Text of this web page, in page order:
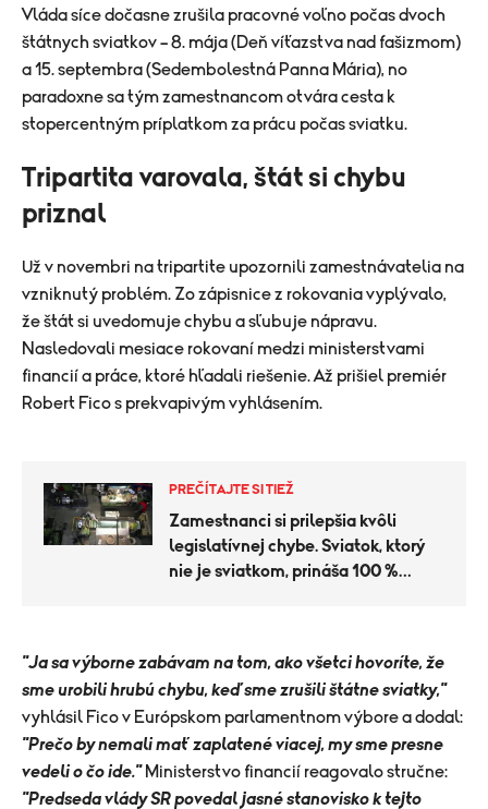
Vláda síce dočasne zrušila pracovné voľno počas dvoch
štátnych sviatkov – 8. mája (Deň víťazstva nad fašizmom)
a 15. septembra (Sedembolestná Panna Mária), no
paradoxne sa tým zamestnancom otvára cesta k
stopercentným príplatkom za prácu počas sviatku.
Tripartita varovala, štát si chybu
priznal
Už v novembri na tripartite upozornili zamestnávatelia na
vzniknutý problém. Zo zápisnice z rokovania vyplývalo,
že štát si uvedomuje chybu a sľubuje nápravu.
Nasledovali mesiace rokovaní medzi ministerstvami
financií a práce, ktoré hľadali riešenie. Až prišiel premiér
Robert Fico s prekvapivým vyhlásením.
PREČÍTAJTE SI TIEŽ
Zamestnanci si prilepšia kvôli
legislatívnej chybe. Sviatok, ktorý
nie je sviatkom, prináša 100 %
"Ja sa výborne zabávam na tom, ako všetci hovoríte, že
sme urobili hrubú chybu, keď sme zrušili štátne sviatky,"
vyhlásil Fico v Európskom parlamentnom výbore a dodal:
"Prečo by nemali mať zaplatené viacej, my sme presne
vedeli o čo ide." Ministerstvo financií reagovalo stručne:
"Predseda vlády SR povedal jasné stanovisko k tejto